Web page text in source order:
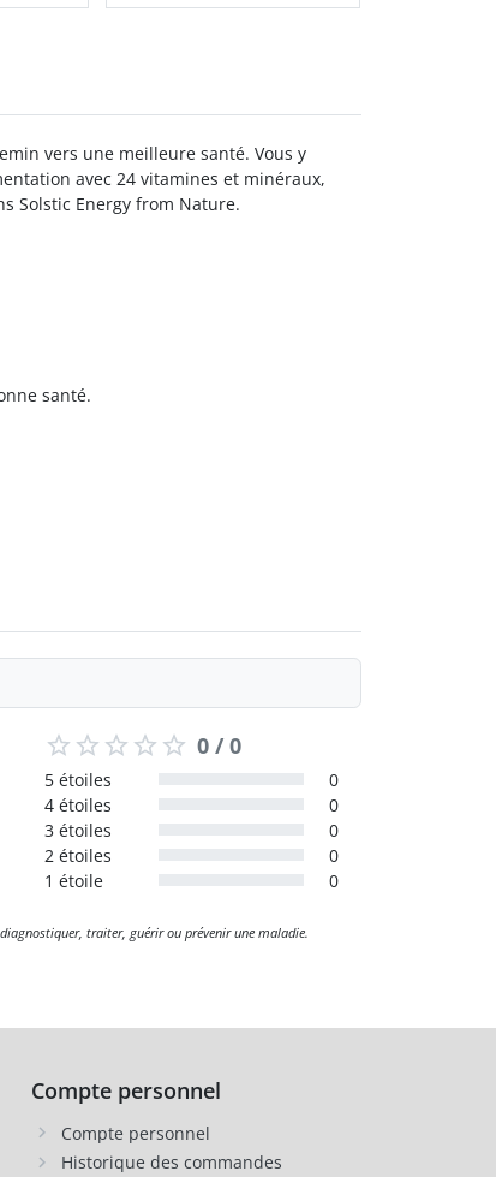
vers une meilleure santé. Vous y
avec 24 vitamines et minéraux,
Solstic Energy from Nature.
santé.
0 / 0
5 étoiles
0
4 étoiles
0
3 étoiles
0
2 étoiles
0
1 étoile
0
traiter, guérir ou prévenir une maladie.
Compte personnel
Compte personnel
Historique des commandes